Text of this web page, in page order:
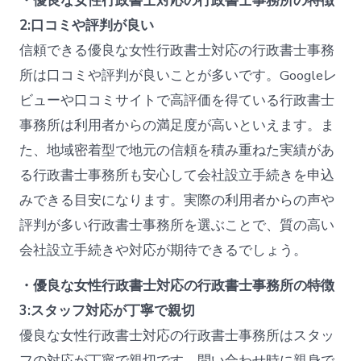
2:口コミや評判が良い
信頼できる優良な女性行政書士対応の行政書士事務
所は口コミや評判が良いことが多いです。Googleレ
ビューや口コミサイトで高評価を得ている行政書士
事務所は利用者からの満足度が高いといえます。ま
た、地域密着型で地元の信頼を積み重ねた実績があ
る行政書士事務所も安心して会社設立手続きを申込
みできる目安になります。実際の利用者からの声や
評判が多い行政書士事務所を選ぶことで、質の高い
会社設立手続きや対応が期待できるでしょう。
・優良な女性行政書士対応の行政書士事務所の特徴
3:スタッフ対応が丁寧で親切
優良な女性行政書士対応の行政書士事務所はスタッ